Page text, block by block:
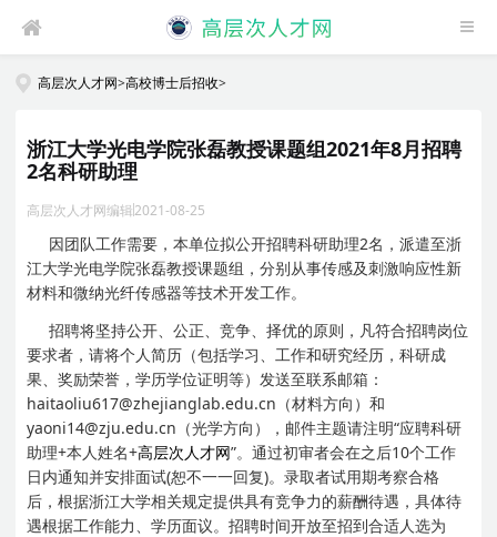
高层次人才网>高校博士后招收>
浙江大学光电学院张磊教授课题组2021年8月招聘
2名科研助理
高层次人才网编辑2021-08-25
因团队工作需要，本单位拟公开招聘科研助理2名，派遣至浙
江大学光电学院张磊教授课题组，分别从事传感及刺激响应性新
材料和微纳光纤传感器等技术开发工作。
招聘将坚持公开、公正、竞争、择优的原则，凡符合招聘岗位
要求者，请将个人简历（包括学习、工作和研究经历，科研成
果、奖励荣誉，学历学位证明等）发送至联系邮箱：
haitaoliu617@zhejianglab.edu.cn（材料方向）和
yaoni14@zju.edu.cn（光学方向），邮件主题请注明“应聘科研
助理+本人姓名+高层次人才网”。通过初审者会在之后10个工作
日内通知并安排面试(恕不一一回复)。录取者试用期考察合格
后，根据浙江大学相关规定提供具有竞争力的薪酬待遇，具体待
遇根据工作能力、学历面议。招聘时间开放至招到合适人选为